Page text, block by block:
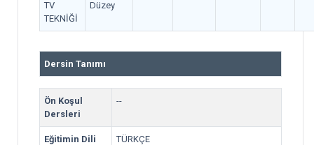
TV
TEKNİĞİ
Düzey
Dersin Tanımı
Ön Koşul
Dersleri
--
Eğitimin Dili TÜRKÇE